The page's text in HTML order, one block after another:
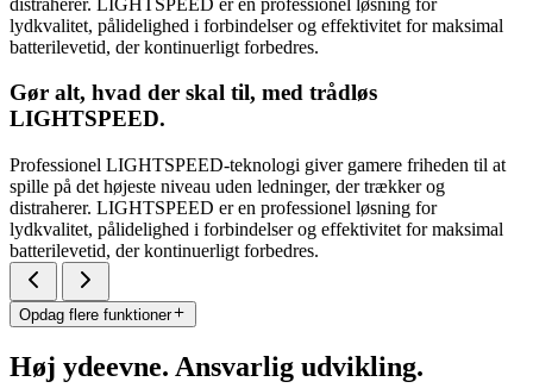
lydkvalitet, pålidelighed i forbindelser og effektivitet for maksimal
batterilevetid, der kontinuerligt forbedres.
Gør alt, hvad der skal til, med trådløs
LIGHTSPEED.
Professionel LIGHTSPEED-teknologi giver gamere friheden til at
spille på det højeste niveau uden ledninger, der trækker og
distraherer. LIGHTSPEED er en professionel løsning for
lydkvalitet, pålidelighed i forbindelser og effektivitet for maksimal
batterilevetid, der kontinuerligt forbedres.
Opdag flere funktioner
Høj ydeevne. Ansvarlig udvikling.